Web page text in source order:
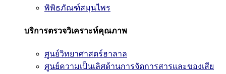
พิพิธภัณฑ์สมุนไพร
บริการตรวจวิเคราะห์คุณภาพ
ศูนย์วิทยาศาสตร์ฮาลาล
ศูนย์ความเป็นเลิศด้านการจัดการสารและของเสีย